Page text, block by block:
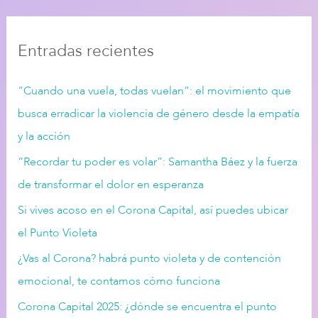
aEntradas recientes
“Cuando una vuela, todas vuelan”: el movimiento que
busca erradicar la violencia de género desde la empatía
y la acción
“Recordar tu poder es volar”: Samantha Báez y la fuerza
de transformar el dolor en esperanza
Si vives acoso en el Corona Capital, así puedes ubicar
el Punto Violeta
¿Vas al Corona? habrá punto violeta y de contención
emocional, te contamos cómo funciona
Corona Capital 2025: ¿dónde se encuentra el punto